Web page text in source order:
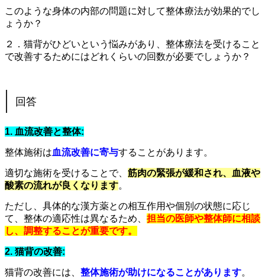
このような身体の内部の問題に対して整体療法が効果的でし
ょうか？
２．猫背がひどいという悩みがあり、整体療法を受けること
で改善するためにはどれくらいの回数が必要でしょうか？
回答
1. 血流改善と整体:
整体施術は血流改善に寄与することがあります。
適切な施術を受けることで、 筋肉の緊張が緩和され、血液や
酸素の流れが良くなります。
ただし、具体的な漢方薬との相互作用や個別の状態に応じ
て、整体の適応性は異なるため、 担当の医師や整体師に相談
し、調整することが重要です。
2. 猫背の改善:
猫背の改善には、 整体施術が助けになることがあります。